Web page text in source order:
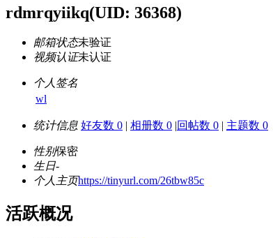
rdmrqyiikq(UID: 36368)
邮箱状态未验证
视频认证未认证
个人签名
wl
统计信息 好友数 0 | 相册数 0 |回帖数 0 | 主题数 0
性别保密
生日-
个人主页https://tinyurl.com/26tbw85c
活跃概况